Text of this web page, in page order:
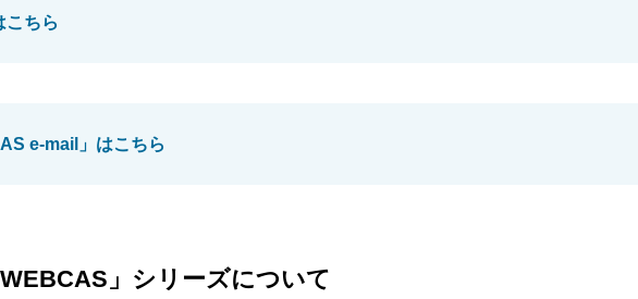
こちら
e-mail」はこちら
」シリーズについて